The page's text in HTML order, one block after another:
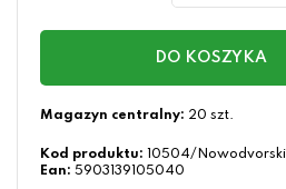
DO KOSZYKA
Magazyn centralny: 20 szt.
Kod produktu:
10504/Nowodvorski
Ean: 5903139105040